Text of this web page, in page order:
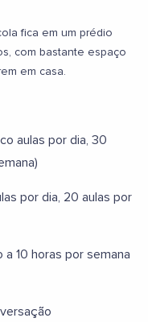
fica em um prédio
com bastante espaço
em casa.
aulas por dia, 30
por dia, 20 aulas por
10 horas por semana